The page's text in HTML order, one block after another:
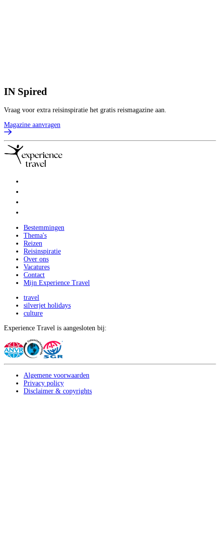
IN Spired
Vraag voor extra reisinspiratie het gratis reismagazine aan.
Magazine aanvragen
Bestemmingen
Thema's
Reizen
Reisinspiratie
Over ons
Vacatures
Contact
Mijn Experience Travel
travel
silverjet holidays
culture
Experience Travel is aangesloten bij:
Algemene voorwaarden
Privacy policy
Disclaimer & copyrights